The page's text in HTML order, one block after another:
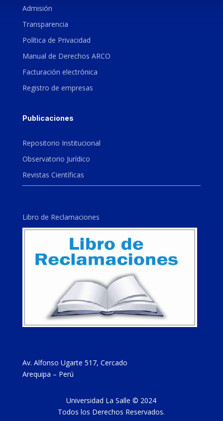
Admisión
Transparencia
Política de Privacidad
Manual de Derechos ARCO
Facturación electrónica
Registro de empresas
Publicaciones
Repositorio Institucional
Observatorio Jurídico
Revistas Científicas
Libro de Reclamaciones
Av. Alfonso Ugarte 517, Cercado
Arequipa – Perú
Universidad La Salle © 2024
Todos los Derechos Reservados.